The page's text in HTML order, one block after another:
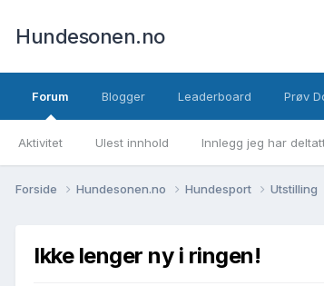
Hundesonen.no
Forum
Aktivitet Ulest innhold Innlegg jeg har
Blogger Leaderboard Prøv
Forside Hundesonen.no Hundesport Utstilling
Ikke lenger ny i ringen!